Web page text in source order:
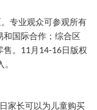
专业观众可参观所有
和国际合作；综合区
售。11月14-16日版权
家长可以为儿童购买